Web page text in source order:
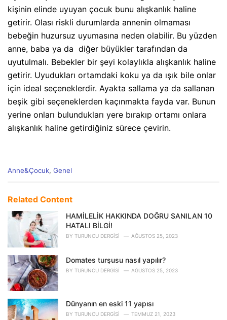
kişinin elinde uyuyan çocuk bunu alışkanlık haline
getirir. Olası riskli durumlarda annenin olmaması
bebeğin huzursuz uyumasına neden olabilir. Bu yüzden
anne, baba ya da diğer büyükler tarafından da
uyutulmalı. Bebekler bir şeyi kolaylıkla alışkanlık haline
getirir. Uyudukları ortamdaki koku ya da ışık bile onlar
için ideal seçeneklerdir. Ayakta sallama ya da sallanan
beşik gibi seçeneklerden kaçınmakta fayda var. Bunun
yerine onları bulundukları yere bırakıp ortamı onlara
alışkanlık haline getirdiğiniz sürece çevirin.
C
e
e
:
Anne&Çocuk, Genel
Related Content
HAMİLELİK HAKKINDA DOĞRU SANILAN 10
HATALI BİLGİ!
BY TURUNCU DERGISI AĞUSTOS 25, 2023
Domates turşusu nasıl yapılır?
BY TURUNCU DERGISI AĞUSTOS 25, 2023
Dünyanın en eski 11 yapısı
BY TURUNCU DERGISI TEMMUZ 21, 2023